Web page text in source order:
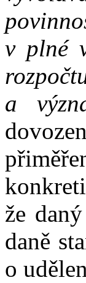
v plné
a
že daný
daně
o